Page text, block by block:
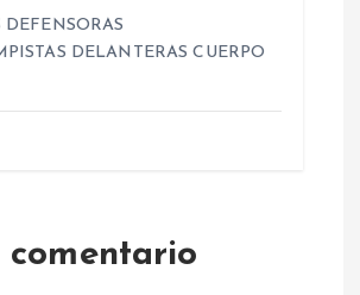
DEFENSORAS
DELANTERAS CUERPO
comentario